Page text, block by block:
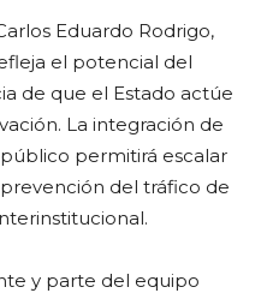
Eduardo Rodrigo,
el potencial del
de que el Estado actúe
La integración de
permitirá escalar
del tráfico de
y parte del equipo